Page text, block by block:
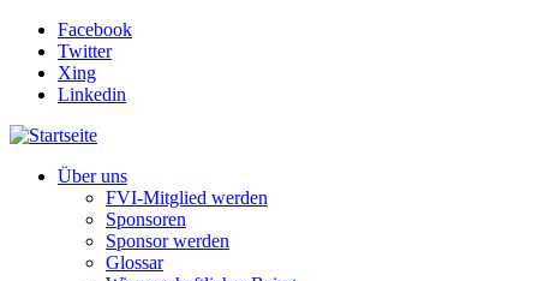
Direkt zum Inhalt
Facebook
Twitter
Xing
Linkedin
Über uns
FVI-Mitglied werden
Sponsoren
Sponsor werden
Glossar